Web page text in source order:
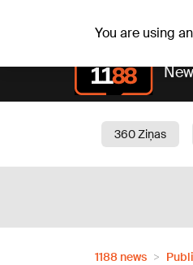
You are using
360 Ziņas
1188 news